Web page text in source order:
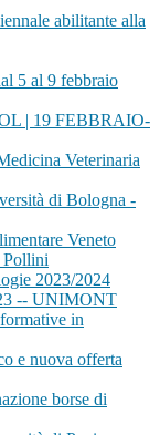
abilitante alla
5 al 9 febbraio
| 19 FEBBRAIO-
Veterinaria
di Bologna -
Veneto
Pollini
2023/2024
-- UNIMONT
in
e nuova offerta
borse di